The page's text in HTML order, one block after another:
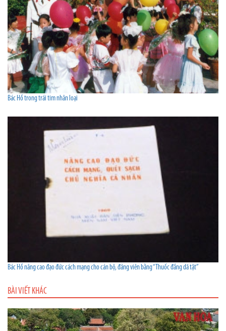
Bác Hồ trong trái tim nhân loại
Bác Hồ nâng cao đạo đức cách mạng cho cán bộ, đảng viên bằng “Thuốc đắng dã tật”
BÀI VIẾT KHÁC